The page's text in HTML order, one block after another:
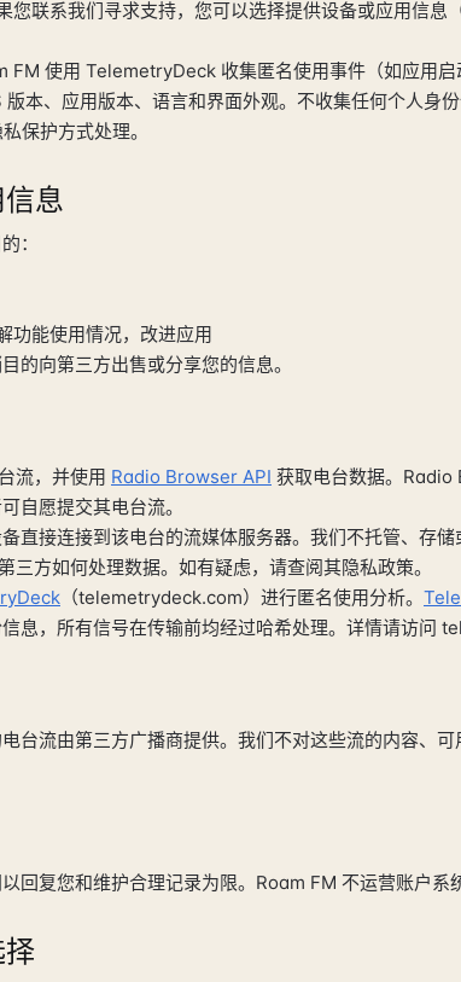
您联系我们寻求支持，您可以选择提供设备或应用信息
FM 使用 TelemetryDeck 收集匿名使用事件（如应用
本、应用版本、语言和界面外观。不收集任何个人身
保护方式处理。
息
：
功能使用情况，改进应用
的向第三方出售或分享您的信息。
流，并使用 Radio Browser API 获取电台数据。Radio
自愿提交其电台流。
直接连接到该电台的流媒体服务器。我们不托管、存储
三方如何处理数据。如有疑虑，请查阅其隐私政策。
（telemetrydeck.com）进行匿名使用分析。
息，所有信号在传输前均经过哈希处理。详情请访问
台流由第三方广播商提供。我们不对这些流的内容、
回复您和维护合理记录为限。Roam FM 不运营账户系